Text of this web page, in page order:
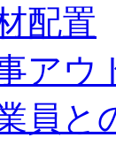
配置
アウ
員と